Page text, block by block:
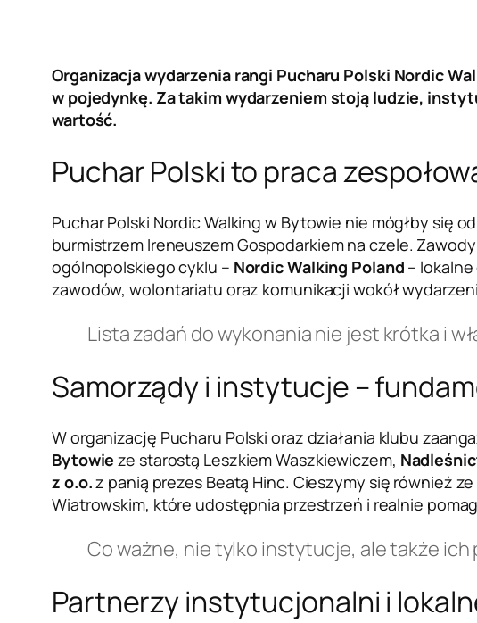
Organizacja wydarzenia rangi Pucharu Polski Nordic
w pojedynkę. Za takim wydarzeniem stoją ludzie,
wartość.
Puchar Polski to praca
Puchar Polski Nordic Walking w Bytowie nie mógłby się
burmistrzem Ireneuszem Gospodarkiem na czele.
ogólnopolskiego cyklu – Nordic Walking Poland –
zawodów, wolontariatu oraz komunikacji wokół
Lista zadań do wykonania nie jest krótka i
Samorządy i instytucje –
W organizację Pucharu Polski oraz działania klubu
Bytowie ze starostą Leszkiem Waszkiewiczem,
z o.o.z panią prezes Beatą Hinc. Cieszymy się również
Wiatrowskim, które udostępnia przestrzeń i realnie
Co ważne, nie tylko instytucje, ale także
Partnerzy instytucjonalni i